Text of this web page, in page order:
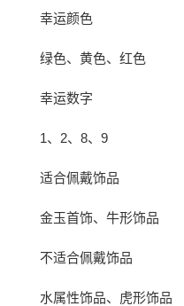
幸运颜色
绿色、黄色、红色
幸运数字
1、2、8、9
适合佩戴饰品
金玉首饰、牛形饰品
不适合佩戴饰品
水属性饰品、虎形饰品